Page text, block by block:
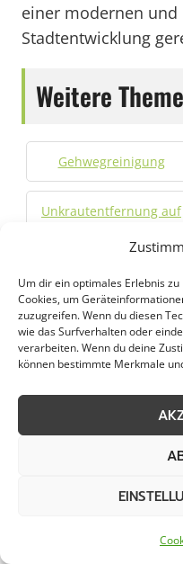
Um dir ein optimales Erlebnis
Cookies, um
zuzugreifen. Wenn du diesen
wie das Surfverhalten oder
verarbeiten. Wenn du deine
können bestimmte Merkmale
einer modernen und
Stadtentwicklung
Weitere
Gehwegreinigung
Unkrautentfernung auf
Hochdruckreinigung
Weitere
Grünpflege in Datteln
Objektpflege in Datteln